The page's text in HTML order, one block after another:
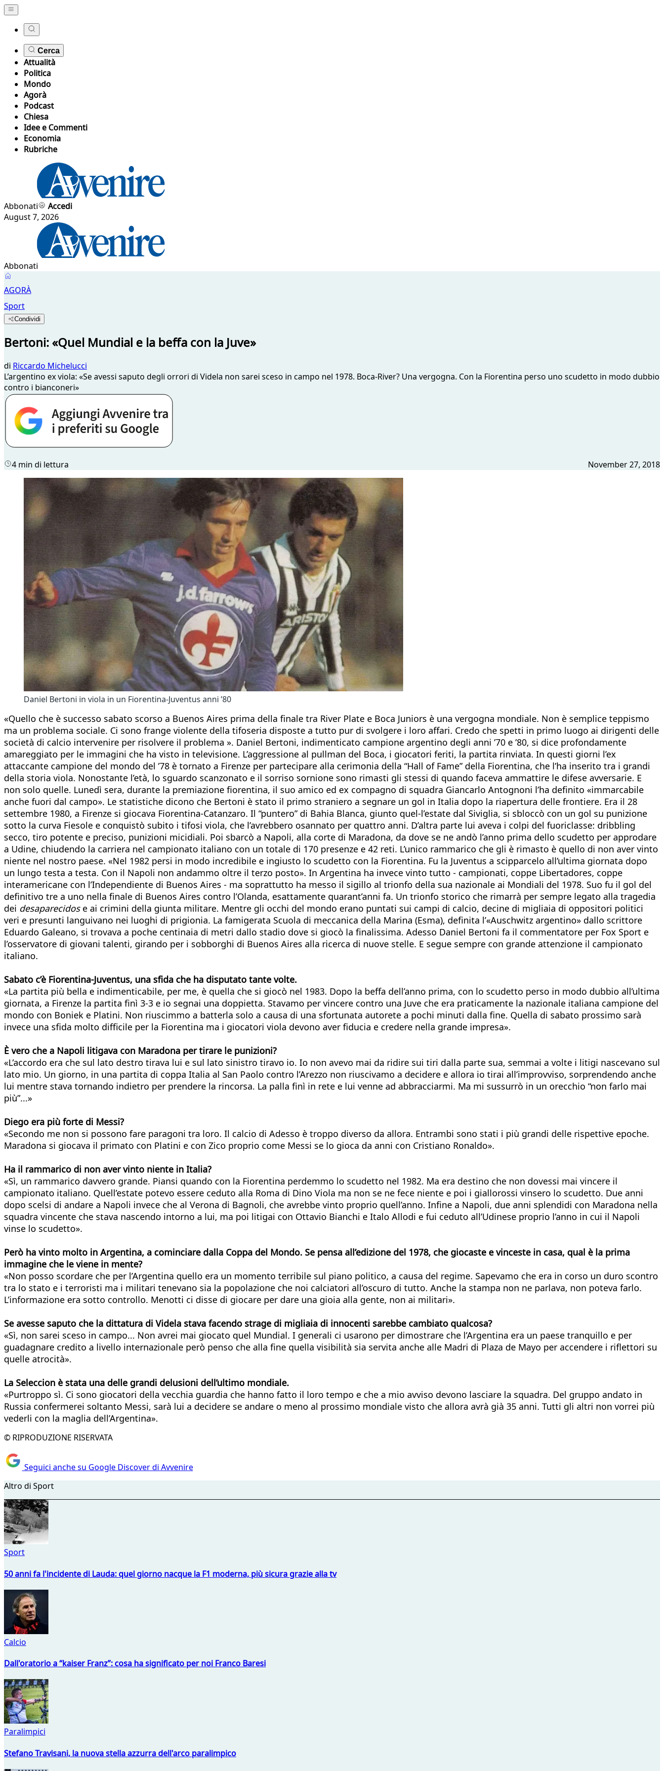
Cerca
Attualità
Politica
Mondo
Agorà
Podcast
Chiesa
Idee e Commenti
Economia
Rubriche
Abbonati
Accedi
August 7, 2026
Abbonati
AGORÀ
Sport
Condividi
Bertoni: «Quel Mundial e la beffa con la Juve»
di Riccardo Michelucci
L’argentino ex viola: «Se avessi saputo degli orrori di Videla non sarei sceso in campo nel 1978. Boca-River? Una vergogna. Con la Fiorentina perso uno scudetto in modo dubbio
contro i bianconeri»
4 min di lettura November 27, 2018
Daniel Bertoni in viola in un Fiorentina-Juventus anni ’80
«Quello che è successo sabato scorso a Buenos Aires prima della finale tra River Plate e Boca Juniors è una vergogna mondiale. Non è semplice teppismo
ma un problema sociale. Ci sono frange violente della tifoseria disposte a tutto pur di svolgere i loro affari. Credo che spetti in primo luogo ai dirigenti delle
società di calcio intervenire per risolvere il problema ». Daniel Bertoni, indimenticato campione argentino degli anni ’70 e ’80, si dice profondamente
amareggiato per le immagini che ha visto in televisione. L’aggressione al pullman del Boca, i giocatori feriti, la partita rinviata. In questi giorni l’ex
attaccante campione del mondo del ’78 è tornato a Firenze per partecipare alla cerimonia della “Hall of Fame” della Fiorentina, che l’ha inserito tra i grandi
della storia viola. Nonostante l’età, lo sguardo scanzonato e il sorriso sornione sono rimasti gli stessi di quando faceva ammattire le difese avversarie. E
non solo quelle. Lunedì sera, durante la premiazione fiorentina, il suo amico ed ex compagno di squadra Giancarlo Antognoni l’ha definito «immarcabile
anche fuori dal campo». Le statistiche dicono che Bertoni è stato il primo straniero a segnare un gol in Italia dopo la riapertura delle frontiere. Era il 28
settembre 1980, a Firenze si giocava Fiorentina-Catanzaro. Il “puntero” di Bahia Blanca, giunto quel-l’estate dal Siviglia, si sbloccò con un gol su punizione
sotto la curva Fiesole e conquistò subito i tifosi viola, che l’avrebbero osannato per quattro anni. D’altra parte lui aveva i colpi del fuoriclasse: dribbling
secco, tiro potente e preciso, punizioni micidiali. Poi sbarcò a Napoli, alla corte di Maradona, da dove se ne andò l’anno prima dello scudetto per approdare
a Udine, chiudendo la carriera nel campionato italiano con un totale di 170 presenze e 42 reti. L’unico rammarico che gli è rimasto è quello di non aver vinto
niente nel nostro paese. «Nel 1982 persi in modo incredibile e ingiusto lo scudetto con la Fiorentina. Fu la Juventus a scipparcelo all’ultima giornata dopo
un lungo testa a testa. Con il Napoli non andammo oltre il terzo posto». In Argentina ha invece vinto tutto - campionati, coppe Libertadores, coppe
interamericane con l’Independiente di Buenos Aires - ma soprattutto ha messo il sigillo al trionfo della sua nazionale ai Mondiali del 1978. Suo fu il gol del
definitivo tre a uno nella finale di Buenos Aires contro l’Olanda, esattamente quarant’anni fa. Un trionfo storico che rimarrà per sempre legato alla tragedia
dei desaparecidose ai crimini della giunta militare. Mentre gli occhi del mondo erano puntati sui campi di calcio, decine di migliaia di oppositori politici
veri e presunti languivano nei luoghi di prigionia. La famigerata Scuola di meccanica della Marina (Esma), definita l’«Auschwitz argentino» dallo scrittore
Eduardo Galeano, si trovava a poche centinaia di metri dallo stadio dove si giocò la finalissima. Adesso Daniel Bertoni fa il commentatore per Fox Sport e
l’osservatore di giovani talenti, girando per i sobborghi di Buenos Aires alla ricerca di nuove stelle. E segue sempre con grande attenzione il campionato
italiano.
Sabato c’è Fiorentina-Juventus, una sfida che ha disputato tante volte.
«La partita più bella e indimenticabile, per me, è quella che si giocò nel 1983. Dopo la beffa dell’anno prima, con lo scudetto perso in modo dubbio all’ultima
giornata, a Firenze la partita finì 3-3 e io segnai una doppietta. Stavamo per vincere contro una Juve che era praticamente la nazionale italiana campione del
mondo con Boniek e Platini. Non riuscimmo a batterla solo a causa di una sfortunata autorete a pochi minuti dalla fine. Quella di sabato prossimo sarà
invece una sfida molto difficile per la Fiorentina ma i giocatori viola devono aver fiducia e credere nella grande impresa».
È vero che a Napoli litigava con Maradona per tirare le punizioni?
«L’accordo era che sul lato destro tirava lui e sul lato sinistro tiravo io. Io non avevo mai da ridire sui tiri dalla parte sua, semmai a volte i litigi nascevano sul
lato mio. Un giorno, in una partita di coppa Italia al San Paolo contro l’Arezzo non riuscivamo a decidere e allora io tirai all’improvviso, sorprendendo anche
lui mentre stava tornando indietro per prendere la rincorsa. La palla finì in rete e lui venne ad abbracciarmi. Ma mi sussurrò in un orecchio “non farlo mai
più”...»
Diego era più forte di Messi?
«Secondo me non si possono fare paragoni tra loro. Il calcio di Adesso è troppo diverso da allora. Entrambi sono stati i più grandi delle rispettive epoche.
Maradona si giocava il primato con Platini e con Zico proprio come Messi se lo gioca da anni con Cristiano Ronaldo».
Ha il rammarico di non aver vinto niente in Italia?
«Sì, un rammarico davvero grande. Piansi quando con la Fiorentina perdemmo lo scudetto nel 1982. Ma era destino che non dovessi mai vincere il
campionato italiano. Quell’estate potevo essere ceduto alla Roma di Dino Viola ma non se ne fece niente e poi i giallorossi vinsero lo scudetto. Due anni
dopo scelsi di andare a Napoli invece che al Verona di Bagnoli, che avrebbe vinto proprio quell’anno. Infine a Napoli, due anni splendidi con Maradona nella
squadra vincente che stava nascendo intorno a lui, ma poi litigai con Ottavio Bianchi e Italo Allodi e fui ceduto all’Udinese proprio l’anno in cui il Napoli
vinse lo scudetto».
Però ha vinto molto in Argentina, a cominciare dalla Coppa del Mondo. Se pensa all’edizione del 1978, che giocaste e vinceste in casa, qual è la prima
immagine che le viene in mente?
«Non posso scordare che per l’Argentina quello era un momento terribile sul piano politico, a causa del regime. Sapevamo che era in corso un duro scontro
tra lo stato e i terroristi ma i militari tenevano sia la popolazione che noi calciatori all’oscuro di tutto. Anche la stampa non ne parlava, non poteva farlo.
L’informazione era sotto controllo. Menotti ci disse di giocare per dare una gioia alla gente, non ai militari».
Se avesse saputo che la dittatura di Videla stava facendo strage di migliaia di innocenti sarebbe cambiato qualcosa?
«Sì, non sarei sceso in campo... Non avrei mai giocato quel Mundial. I generali ci usarono per dimostrare che l’Argentina era un paese tranquillo e per
guadagnare credito a livello internazionale però penso che alla fine quella visibilità sia servita anche alle Madri di Plaza de Mayo per accendere i riflettori su
quelle atrocità».
La Seleccion è stata una delle grandi delusioni dell’ultimo mondiale.
«Purtroppo sì. Ci sono giocatori della vecchia guardia che hanno fatto il loro tempo e che a mio avviso devono lasciare la squadra. Del gruppo andato in
Russia confermerei soltanto Messi, sarà lui a decidere se andare o meno al prossimo mondiale visto che allora avrà già 35 anni. Tutti gli altri non vorrei più
vederli con la maglia dell’Argentina».
© RIPRODUZIONE RISERVATA
Seguici anche su Google Discover di Avvenire
Altro di Sport
Sport
50 anni fa l'incidente di Lauda: quel giorno nacque la F1 moderna, più sicura grazie alla tv
Calcio
Dall'oratorio a “kaiser Franz”: cosa ha significato per noi Franco Baresi
Paralimpici
Stefano Travisani, la nuova stella azzurra dell'arco paralimpico